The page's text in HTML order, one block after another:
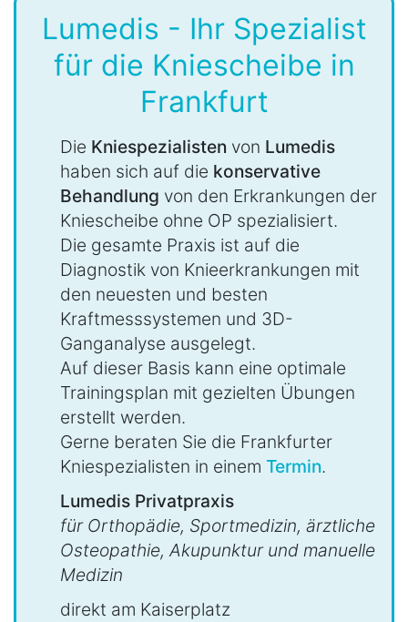
Lumedis - Ihr Spezialist
für die Kniescheibe in
Frankfurt
Die Kniespezialisten von Lumedis
haben sich auf die konservative
Behandlung von den Erkrankungen der
Kniescheibe ohne OP spezialisiert.
Die gesamte Praxis ist auf die
Diagnostik von Knieerkrankungen mit
den neuesten und besten
Kraftmesssystemen und 3D-
Ganganalyse ausgelegt.
Auf dieser Basis kann eine optimale
Trainingsplan mit gezielten Übungen
erstellt werden.
Gerne beraten Sie die Frankfurter
Kniespezialisten in einem Termin.
Lumedis Privatpraxis
für Orthopädie, Sportmedizin, ärztliche
Osteopathie, Akupunktur und manuelle
Medizin
direkt am Kaiserplatz